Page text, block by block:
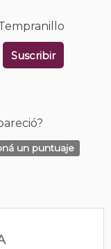
Suscribir
un puntuaje